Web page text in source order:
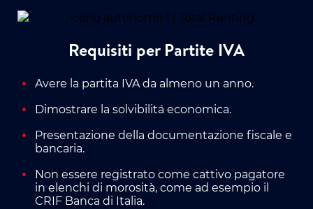
Requisiti per Partite IVA
Avere la partita IVA da almeno un anno.
Dimostrare la solvibilitá economica.
Presentazione della documentazione fiscale e
bancaria.
Non essere registrato come cattivo pagatore
in elenchi di morosità, come ad esempio il
CRIF Banca di Italia.